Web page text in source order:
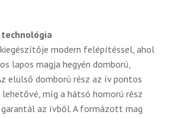
modern felépítéssel, ahol
lapos magja hegyén domború,
elülső domború rész az ív pontos
míg a hátsó homorú rész
az ívből. A formázott mag